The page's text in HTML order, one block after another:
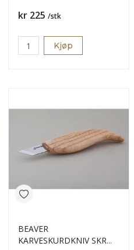
Pris
kr 225 /stk
Kjøp
BEAVER
KARVESKURDKNIV SKR